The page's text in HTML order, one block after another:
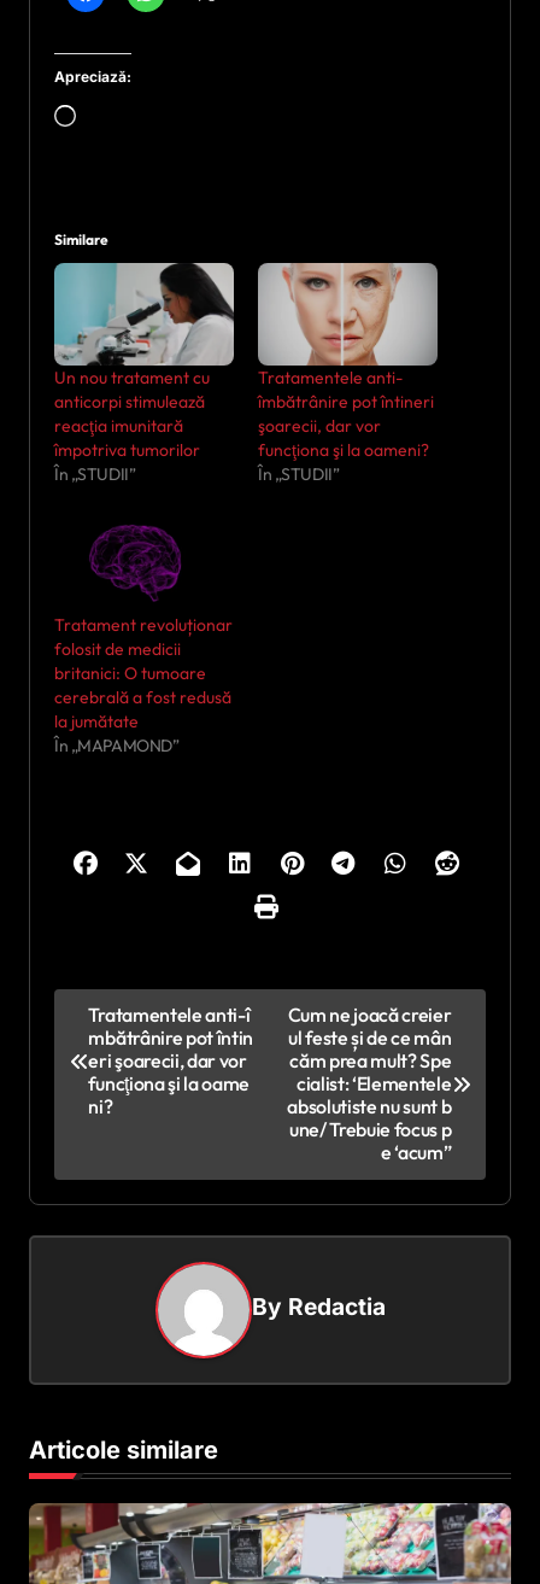
Apreciază:
Încarc...
Similare
Un nou tratament cu
anticorpi stimulează
reacţia imunitară
împotriva tumorilor
În „STUDII”
Tratamentele anti-
îmbătrânire pot întineri
şoarecii, dar vor
funcţiona şi la oameni?
În „STUDII”
Tratament revoluționar
folosit de medicii
britanici: O tumoare
cerebrală a fost redusă
la jumătate
În „MAPAMOND”
a
r
r
t
i
c
Tratamentele anti-î
mbătrânire pot întin
eri şoarecii, dar vor
funcţiona şi la oame
ni?
Cum ne joacă creier
ul feste și de ce mân
căm prea mult? Spe
cialist: ‘Elementele
absolutiste nu sunt b
une/ Trebuie focus p
e ‘acum”
By Redactia
Articole similare